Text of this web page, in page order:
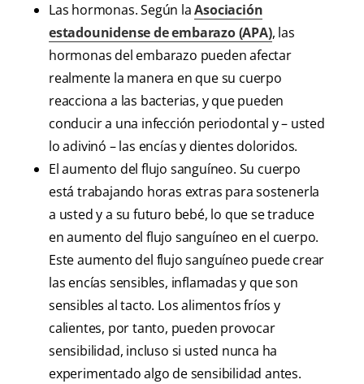
Las hormonas. Según laAsociación
estadounidense de embarazo (APA), las
hormonas del embarazo pueden afectar
realmente la manera en que su cuerpo
reacciona a las bacterias, y que pueden
conducir a una infección periodontal y – usted
lo adivinó – las encías y dientes doloridos.
El aumento del flujo sanguíneo. Su cuerpo
está trabajando horas extras para sostenerla
a usted y a su futuro bebé, lo que se traduce
en aumento del flujo sanguíneo en el cuerpo.
Este aumento del flujo sanguíneo puede crear
las encías sensibles, inflamadas y que son
sensibles al tacto. Los alimentos fríos y
calientes, por tanto, pueden provocar
sensibilidad, incluso si usted nunca ha
experimentado algo de sensibilidad antes.